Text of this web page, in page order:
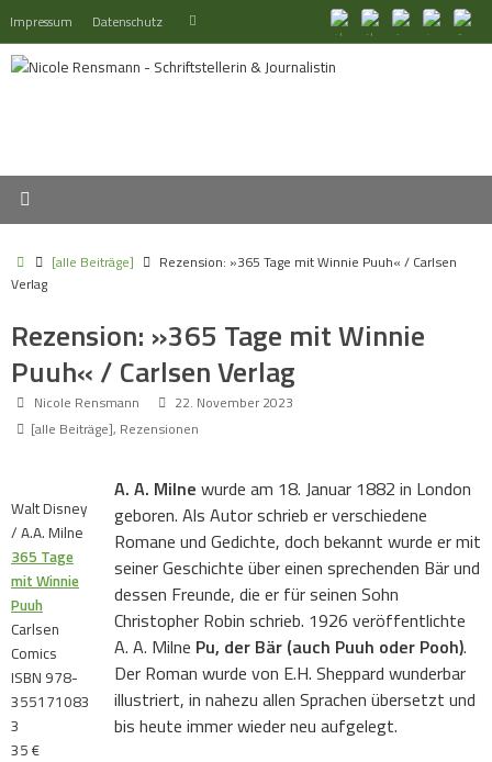
Inhalt
springen
Impressum Datenschutz Suchen
Start[alle Beiträge]
Rezension: »365 Tage mit Winnie Puuh« / Carlsen
Verlag
Rezension: »365 Tage mit Winnie
Puuh« / Carlsen Verlag
Nicole Rensmann
22. November 2023
[alle Beiträge], Rezensionen
Walt Disney
/ A.A. Milne
365 Tage
mit Winnie
Puuh
Carlsen
Comics
ISBN 978-
355171083
3
35 €
A. A. Milne wurde am 18. Januar 1882 in London
geboren. Als Autor schrieb er verschiedene
Romane und Gedichte, doch bekannt wurde er mit
seiner Geschichte über einen sprechenden Bär und
dessen Freunde, die er für seinen Sohn
Christopher Robin schrieb. 1926 veröffentlichte
A. A. Milne Pu, der Bär (auch Puuh oder Pooh).
Der Roman wurde von E.H. Sheppard wunderbar
illustriert, in nahezu allen Sprachen übersetzt und
bis heute immer wieder neu aufgelegt.